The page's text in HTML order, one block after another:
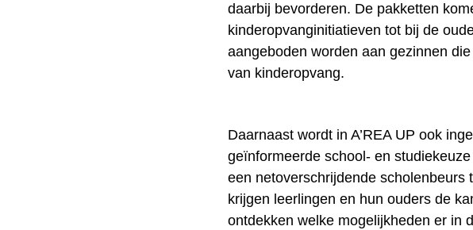
daarbij bevorderen. De pakketten
kinderopvanginitiatieven tot bij de
aangeboden worden aan gezinnen
van kinderopvang.
Daarnaast wordt in A’REA UP ook
geïnformeerde school- en
een netoverschrijdende scholenbeurs
krijgen leerlingen en hun ouders de
ontdekken welke mogelijkheden er in